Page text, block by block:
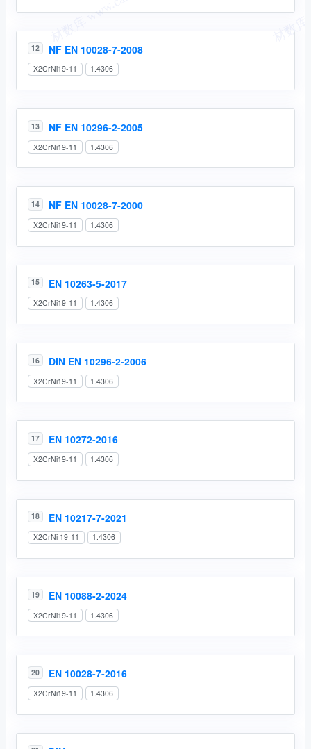
12 NF EN 10028-7-2008
X2CrNi19-11 1.4306
13 NF EN 10296-2-2005
X2CrNi19-11 1.4306
14 NF EN 10028-7-2000
X2CrNi19-11 1.4306
15 EN 10263-5-2017
X2CrNi19-11 1.4306
16 DIN EN 10296-2-2006
X2CrNi19-11 1.4306
17 EN 10272-2016
X2CrNi19-11 1.4306
18 EN 10217-7-2021
X2CrNi 19-11 1.4306
19 EN 10088-2-2024
X2CrNi19-11 1.4306
20 EN 10028-7-2016
X2CrNi19-11 1.4306